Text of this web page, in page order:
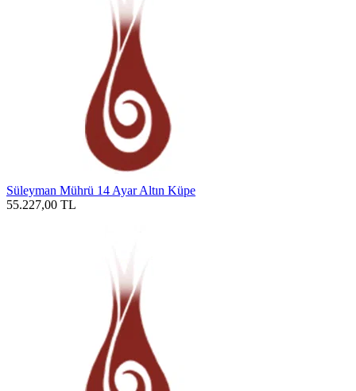
Süleyman Mührü 14 Ayar Altın Küpe
55.227,00 TL